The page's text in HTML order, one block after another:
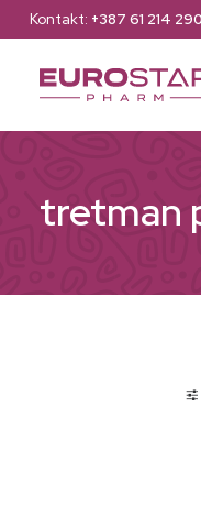
Kontakt: +387 61 214 290
tretman